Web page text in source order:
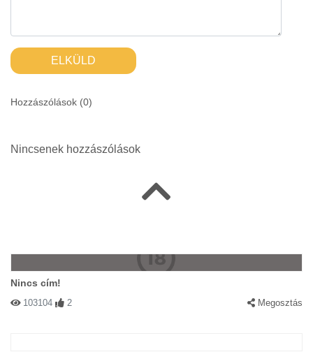
ELKÜLD
Hozzászólások (0)
Nincsenek hozzászólások
Nincs cím!
103104 2 Megosztás